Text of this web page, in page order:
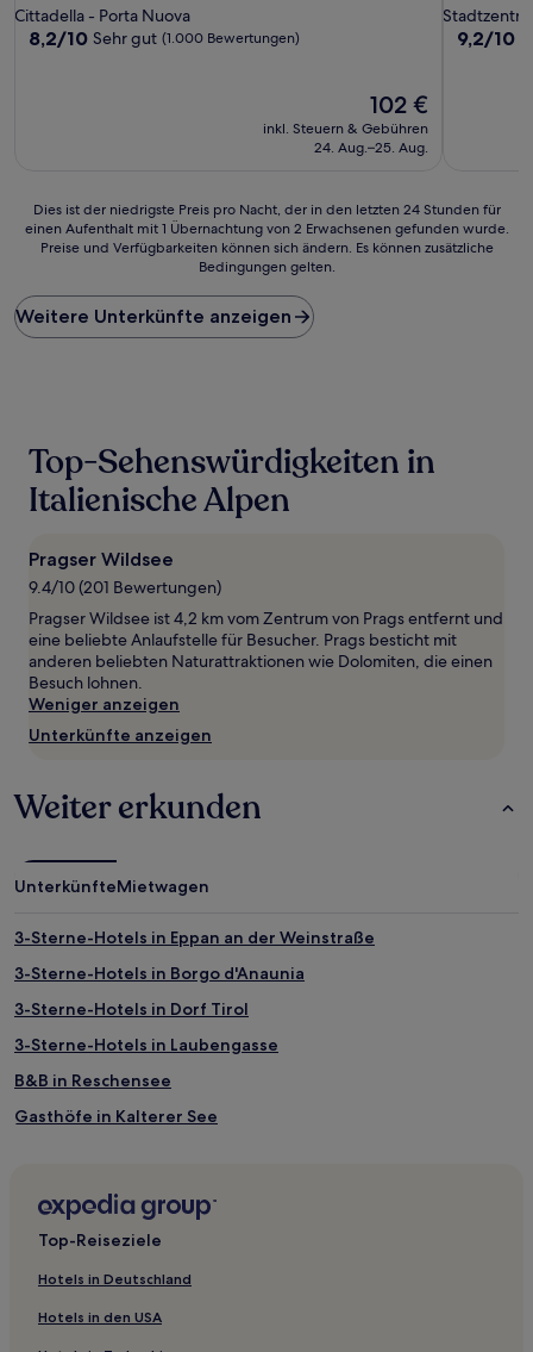
Sterne-
Unterkunft
Cittadella - Porta Nuova
8.2
8,2/10 Sehr gut (1.000 Bewertungen)
Der
Preis
beträgt
102 €
inkl. Steuern & Gebühren
24. Aug.–25. Aug.
Sterne-
9.2
9,2/10
Dies
ist
Preis
pro
Nacht,
24 Stunden
einen
Aufenthalt
1 Übernachtung
2 Erwachsenen
gefunden
wurde.
Preise
und
Verfügbarkeiten
sich
können
Dies ist der niedrigste Preis pro Nacht, der in den letzten 24 Stunden für
einen Aufenthalt mit 1 Übernachtung von 2 Erwachsenen gefunden wurde.
Preise und Verfügbarkeiten können sich ändern. Es können zusätzliche
Bedingungen gelten.
Weitere Unterkünfte anzeigen
Top-Sehenswürdigkeiten in
Italienische Alpen
Pragser Wildsee
9.4/10 (201 Bewertungen)
Pragser Wildsee ist 4,2 km vom Zentrum von Prags entfernt und
eine beliebte Anlaufstelle für Besucher. Prags besticht mit
anderen beliebten Naturattraktionen wie Dolomiten, die einen
Besuch lohnen.
Weniger anzeigen
Unterkünfte anzeigen
Weiter erkunden
UnterkünfteMietwagen
3-Sterne-Hotels in Eppan an der Weinstraße
3-Sterne-Hotels in Borgo d'Anaunia
3-Sterne-Hotels in Dorf Tirol
3-Sterne-Hotels in Laubengasse
B&B in Reschensee
Gasthöfe in Kalterer See
Kaltern an der Weinstraße Hotels
Hotels nahe Schloss Kastelbell
Top-Reiseziele
Hotels in Deutschland
Hotels in den USA